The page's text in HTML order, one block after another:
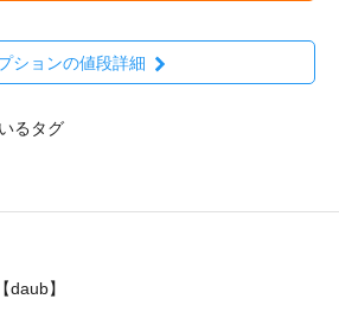
ションの値段詳細
るタグ
daub】